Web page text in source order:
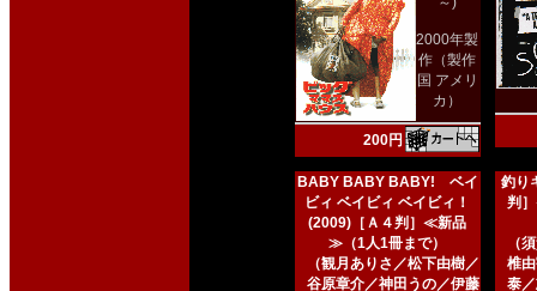
2000年製
作（製作
国 アメリ
カ）
200円
BABY BABY BABY! ベイ
ビィ ベイビィ ベイビィ！
(2009)［Ａ４判］≪新品
≫（1人1冊まで）
（観月ありさ／松下由樹／
谷原章介／神田うの／伊藤
釣り
判
（
椎
泰